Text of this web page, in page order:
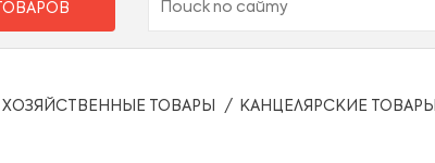
ТОВАРОВ
ХОЗЯЙСТВЕННЫЕ ТОВАРЫ КАНЦЕЛЯРСКИЕ ТОВАРЫ